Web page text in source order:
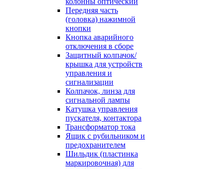
Передняя часть
(головка) нажимной
кнопки
Кнопка аварийного
отключения в сборе
Защитный колпачок/
крышка для устройств
управления и
сигнализации
Колпачок, линза для
сигнальной лампы
Катушка управления
пускателя, контактора
Трансформатор тока
Ящик с рубильником и
предохранителем
Шильдик (пластинка
маркировочная) для